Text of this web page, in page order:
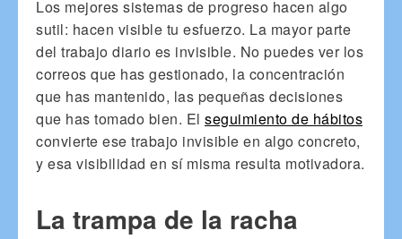
Los mejores sistemas de progreso hacen algo
sutil: hacen visible tu esfuerzo. La mayor parte
del trabajo diario es invisible. No puedes ver los
correos que has gestionado, la concentración
que has mantenido, las pequeñas decisiones
que has tomado bien. El seguimiento de hábitos
convierte ese trabajo invisible en algo concreto,
y esa visibilidad en sí misma resulta motivadora.
La trampa de la racha